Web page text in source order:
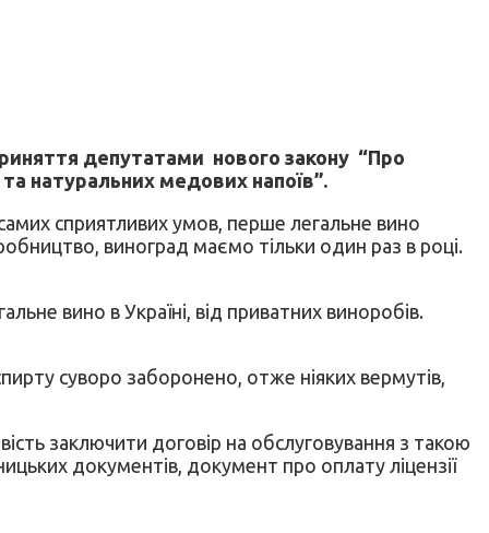
депутатами нового закону “Про
натуральних медових напоїв”.
сприятливих умов, перше легальне вино
виноград маємо тільки один раз в році.
вино в Україні, від приватних виноробів.
суворо заборонено, отже ніяких вермутів,
заключити договір на обслуговування з такою
документів, документ про оплату ліцензії